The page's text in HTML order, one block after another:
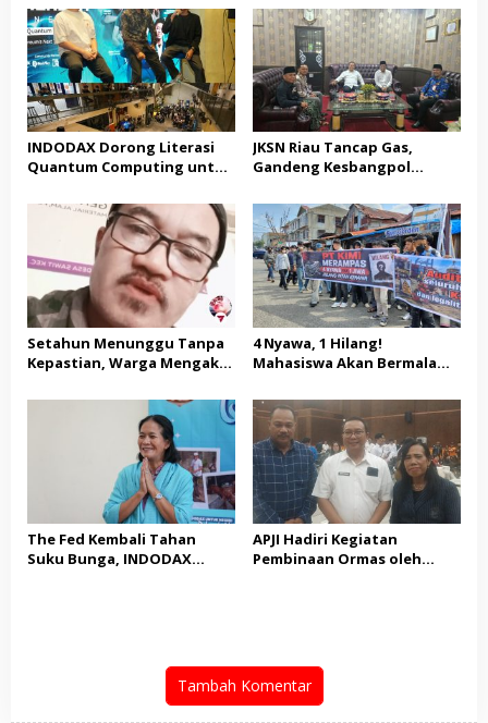
INDODAX Dorong Literasi
Quantum Computing untuk
Blockchain
JKSN Riau Tancap Gas,
Gandeng Kesbangpol
Kebangsaan dan Moderasi
Beragama
Setahun Menunggu Tanpa
Kepastian, Warga Mengaku
Tak Terealisasi
4 Nyawa, 1 Hilang!
Mahasiswa Akan Bermalam
The Fed Kembali Tahan
Suku Bunga, INDODAX
APJI Hadiri Kegiatan
Pembinaan Ormas oleh
Tambah Komentar